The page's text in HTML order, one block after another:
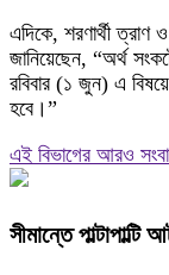
এদিকে, শরণার্থী
জানিয়েছেন, “অর্থ
রবিবার (১ জুন) এ
হবে।”
এই বিভাগের আরও
সীমান্তে